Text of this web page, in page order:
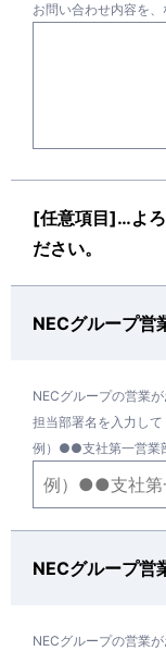
お問い合わせ内容を、
[任意項目]…よろ
ださい。
NECグループ営
NECグループの営業
担当部署名を入力し
例）●●支社第一営業
NECグループ営
NECグループの営業